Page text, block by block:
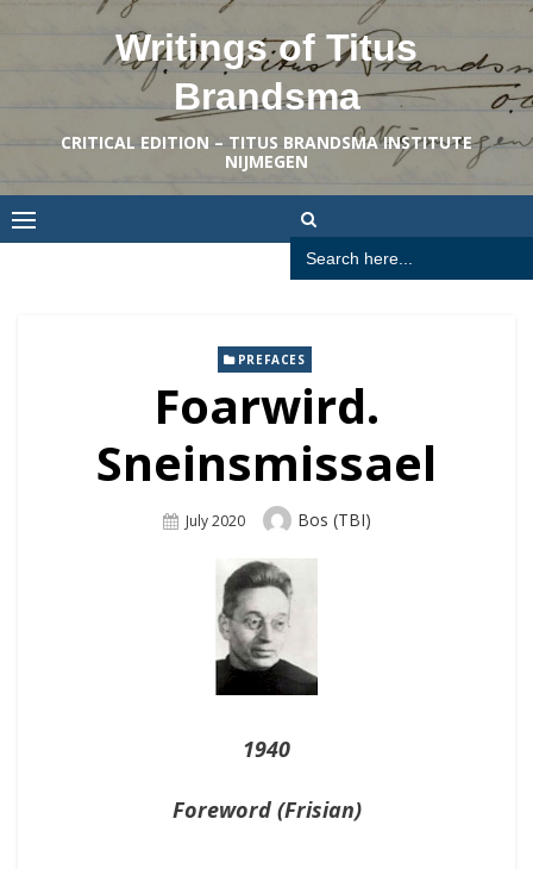
Writings of Titus
Brandsma
CRITICAL EDITION – TITUS BRANDSMA INSTITUTE
NIJMEGEN
Search
for:
PREFACES
Foarwird.
Sneinsmissael
Posted
July 2020 Author
Bos (TBI)
1940
Foreword (Frisian)